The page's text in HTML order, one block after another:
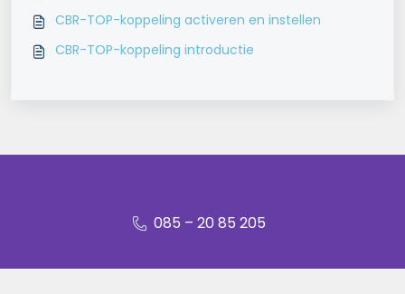
CBR-TOP-koppeling activeren en instellen
CBR-TOP-koppeling introductie
085 – 20 85 205